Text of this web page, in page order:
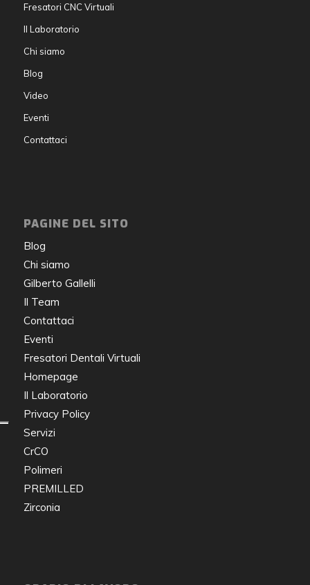
Fresatori CNC Virtuali
Il Laboratorio
Chi siamo
Blog
Video
Eventi
Contattaci
PAGINE DEL SITO
Blog
Chi siamo
Gilberto Gallelli
Il Team
Contattaci
Eventi
Fresatori Dentali Virtuali
Homepage
Il Laboratorio
Privacy Policy
Servizi
CrCO
Polimeri
PREMILLED
Zirconia